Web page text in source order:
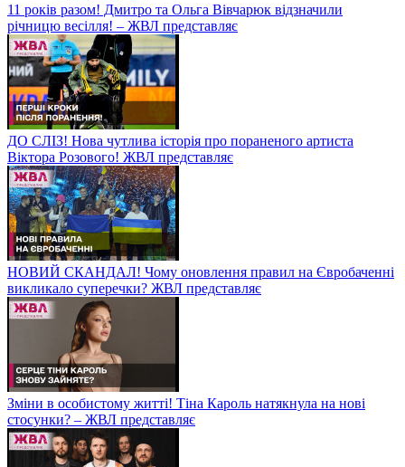
11 років разом! Дмитро та Ольга Вівчарюк відзначили
річницю весілля! – ЖВЛ представляє
ДО СЛІЗ! Нова чутлива історія про пораненого артиста
Віктора Розового! ЖВЛ представляє
НОВИЙ СКАНДАЛ! Чому оновлення правил на Євробаченні
викликало суперечки? ЖВЛ представляє
Зміни в особистому житті! Тіна Кароль натякнула на нові
стосунки? – ЖВЛ представляє